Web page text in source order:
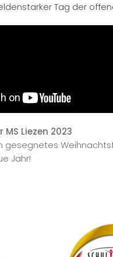
Tag der
Liezen 2023
gesegnetes
Jahr!